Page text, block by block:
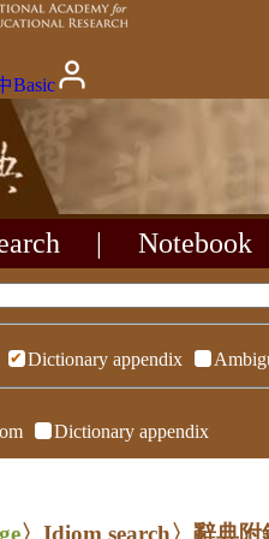
Basic
Notebook
Dictionary appendix
Dictionary appendix
〉Idiom search〉辭典附